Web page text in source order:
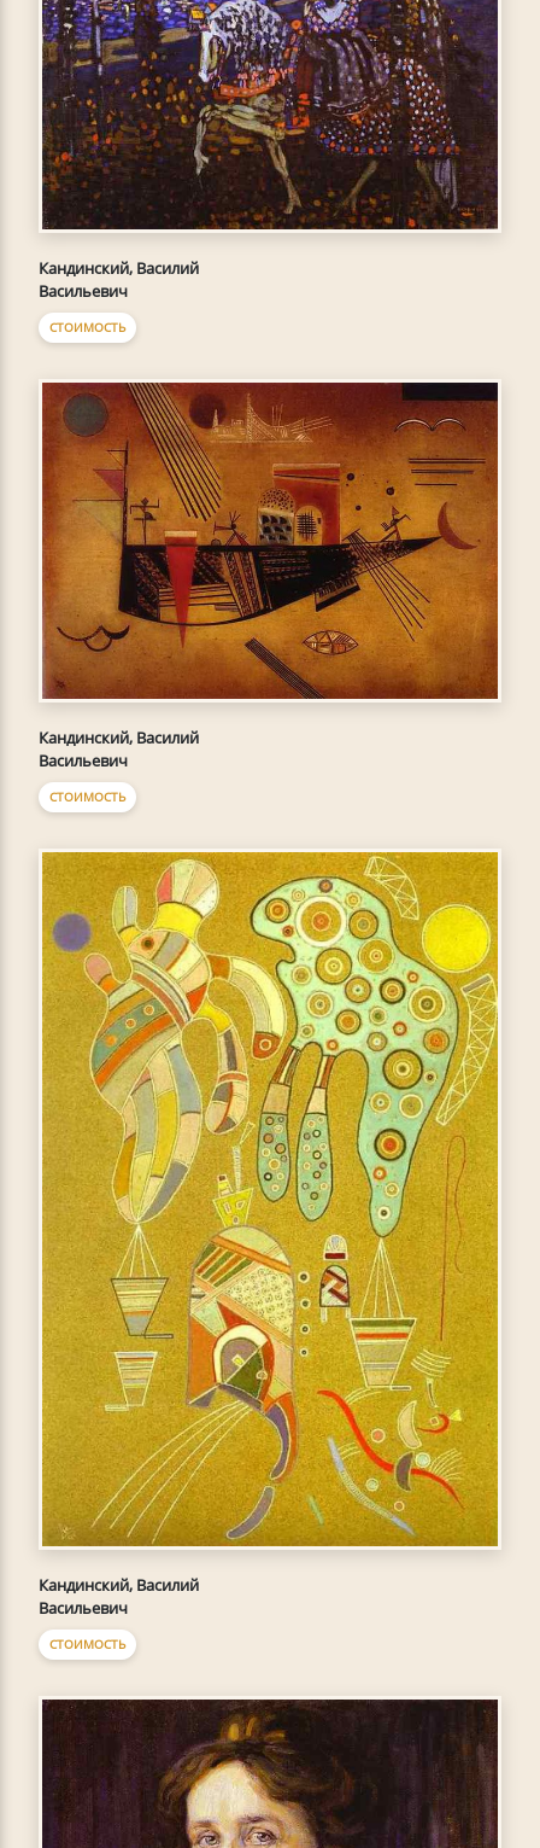
Кандинский, Василий
Васильевич
СТОИМОСТЬ
Кандинский, Василий
Васильевич
СТОИМОСТЬ
Кандинский, Василий
Васильевич
СТОИМОСТЬ